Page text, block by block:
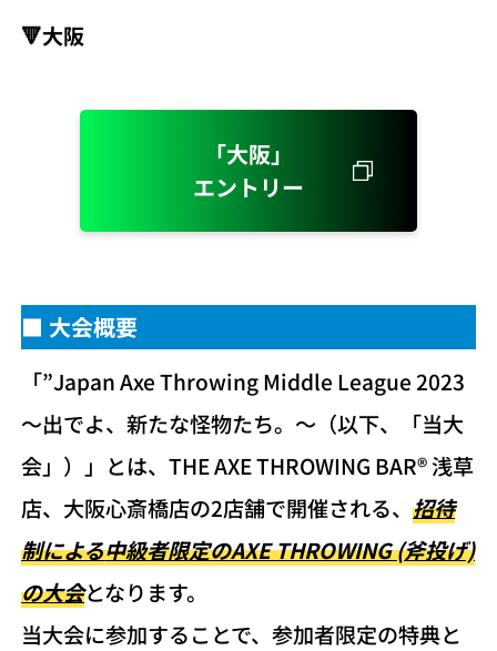
🔻大阪
「大阪」
エントリー
■ 大会概要
「”Japan Axe Throwing Middle League 2023
〜出でよ、新たな怪物たち。〜（以下、「当大
会」）」とは、THE AXE THROWING BAR®︎ 浅草
店、大阪心斎橋店の2店舗で開催される、招待
制による中級者限定のAXE THROWING (斧投げ)
の大会となります。
当大会に参加することで、参加者限定の特典と